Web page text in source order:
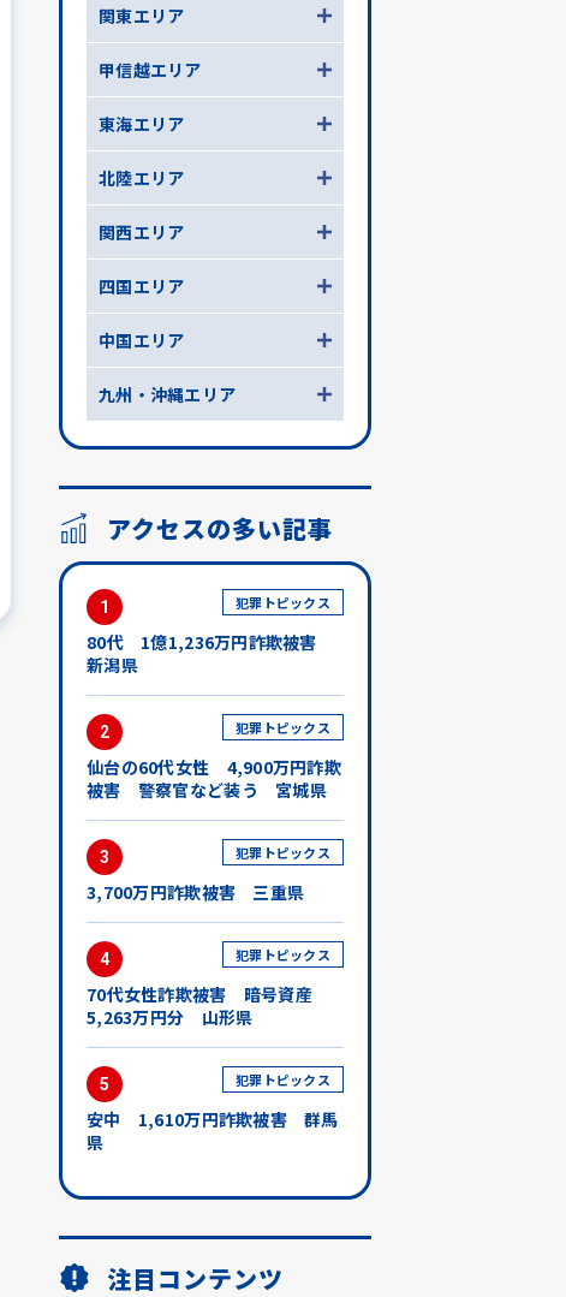
関東エリア
甲信越エリア
東海エリア
北陸エリア
関西エリア
四国エリア
中国エリア
九州・沖縄エリア
アクセスの多い記事
1 犯罪トピックス
80代 1億1,236万円詐欺被害
新潟県
2 犯罪トピックス
仙台の60代女性 4,900万円詐欺
被害 警察官など装う 宮城県
3 犯罪トピックス
3,700万円詐欺被害 三重県
4 犯罪トピックス
70代女性詐欺被害 暗号資産
5,263万円分 山形県
5 犯罪トピックス
安中 1,610万円詐欺被害 群馬
県
注目コンテンツ